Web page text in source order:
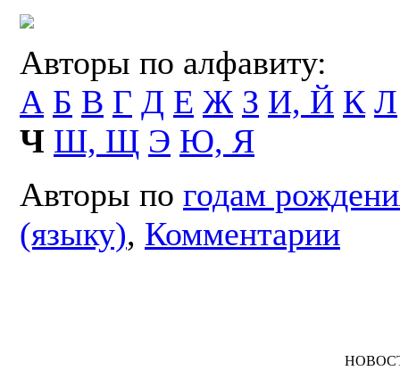
Авторы по алфавиту:
А Б В Г Д Е Ж З И, Й К Л
Ч Ш, Щ Э Ю, Я
Авторы по годам
(языку), Комментарии